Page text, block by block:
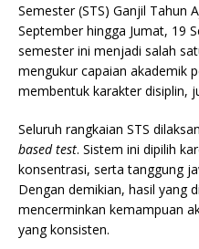
Semester (STS) Ganjil Tahun
September hingga Jumat, 19
semester ini menjadi salah
mengukur capaian akademik
membentuk karakter disiplin,
Seluruh rangkaian STS
based test. Sistem ini dipilih
konsentrasi, serta tanggung
Dengan demikian, hasil yang
mencerminkan kemampuan
yang konsisten.